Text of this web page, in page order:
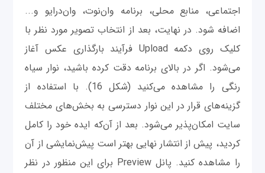
اجتماعی، منابع محلی، برنامه وان‌نوت، وان‌درایو و...
اضافه شود. در نهایت، بعد از انتخاب تصویر مورد نظر با
کلیک روی دکمه Upload فرآیند بارگذاری عکس آغاز
می‌شود. اگر در بالای برنامه دقت کرده باشید، نوار سیاه
رنگی را مشاهده می‌کنید (شکل 16). با استفاده از
گزینه‌های قرار در این نوار دسترسی به بخش‌های مختلف
سایت امکان‌پذیر می‌شود. بعد از آن‌که ایده خود را کامل
کردید، پیش از انتشار نهایی بهتر است پیش‌نمایشی از آن
را مشاهده کنید. پانل Preview برای این منظور در نظر